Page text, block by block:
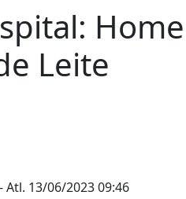
Leite
- Atl. 13/06/2023 09:46